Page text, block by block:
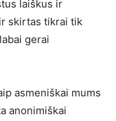
laiškus ir
skirtas tikrai tik
gerai
asmeniškai mums
anonimiškai